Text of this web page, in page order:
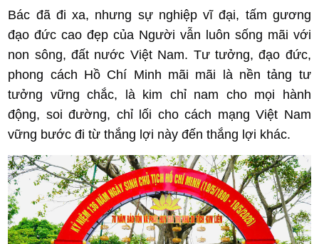
Bác đã đi xa, nhưng sự nghiệp vĩ đại, tấm gương
đạo đức cao đẹp của Người vẫn luôn sống mãi với
non sông, đất nước Việt Nam. Tư tưởng, đạo đức,
phong cách Hồ Chí Minh mãi mãi là nền tảng tư
tưởng vững chắc, là kim chỉ nam cho mọi hành
động, soi đường, chỉ lối cho cách mạng Việt Nam
vững bước đi từ thắng lợi này đến thắng lợi khác.